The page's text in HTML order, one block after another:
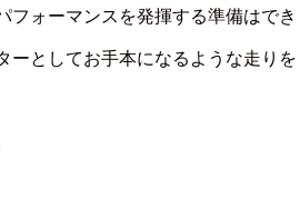
ォーマンスを発揮する準備はでき
ーとしてお手本になるような走りを